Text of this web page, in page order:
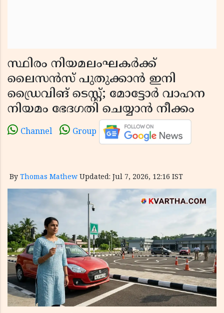
സ്ഥിരം നിയമലംഘകർക്ക്
ലൈസൻസ് പുതുക്കാൻ ഇനി
ഡ്രൈവിങ് ടെസ്റ്റ്; മോട്ടോർ വാഹന
നിയമം ഭേദഗതി ചെയ്യാൻ നീക്കം
Channel Group
By Thomas Mathew Updated: Jul 7, 2026, 12:16 IST